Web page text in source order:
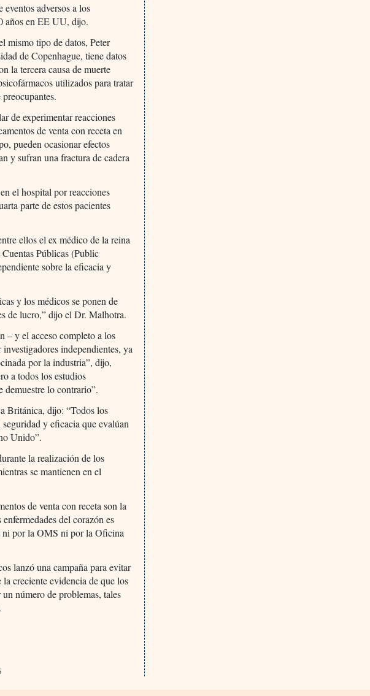
adversos a los
años en EE UU, dijo.
mismo tipo de datos, Peter
de Copenhague, tiene datos
la tercera causa de muerte
utilizados para tratar
de experimentar reacciones
de venta con receta en
pueden ocasionar efectos
y sufran una fractura de cadera
el hospital por reacciones
parte de estos pacientes
ellos el ex médico de la reina
Públicas (Public
sobre la eficacia y
y los médicos se ponen de
de lucro,” dijo el Dr. Malhotra.
– y el acceso completo a los
independientes, ya
por la industria”, dijo,
a todos los estudios
demuestre lo contrario”.
Británica, dijo: “Todos los
y eficacia que evalúan
Unido”.
la realización de los
se mantienen en el
de venta con receta son la
del corazón es
ni por la OMS ni por la Oficina
lanzó una campaña para evitar
creciente evidencia de que los
número de problemas, tales